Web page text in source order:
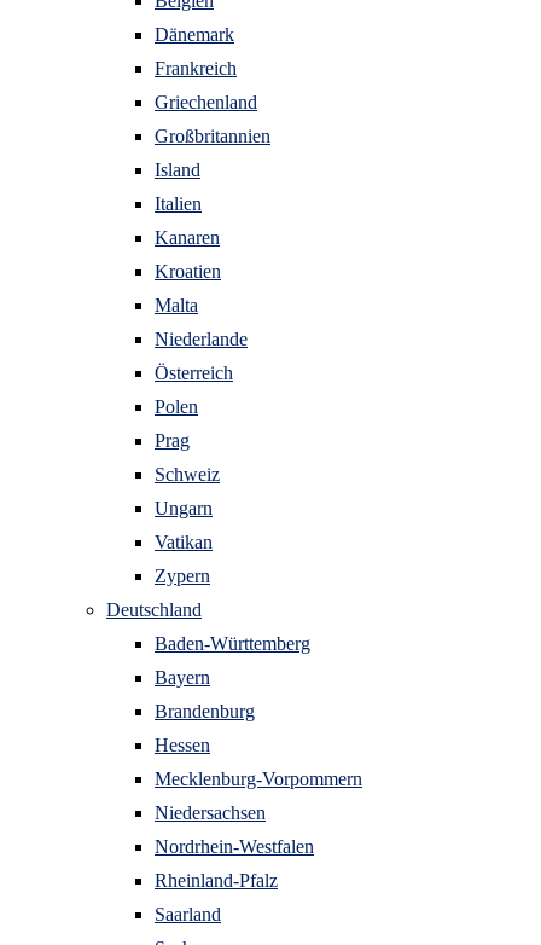
Dänemark
Frankreich
Griechenland
Großbritannien
Island
Italien
Kanaren
Kroatien
Malta
Niederlande
Österreich
Polen
Prag
Schweiz
Ungarn
Vatikan
Zypern
Deutschland
Baden-Württemberg
Bayern
Brandenburg
Hessen
Mecklenburg-Vorpommern
Niedersachsen
Nordrhein-Westfalen
Rheinland-Pfalz
Saarland